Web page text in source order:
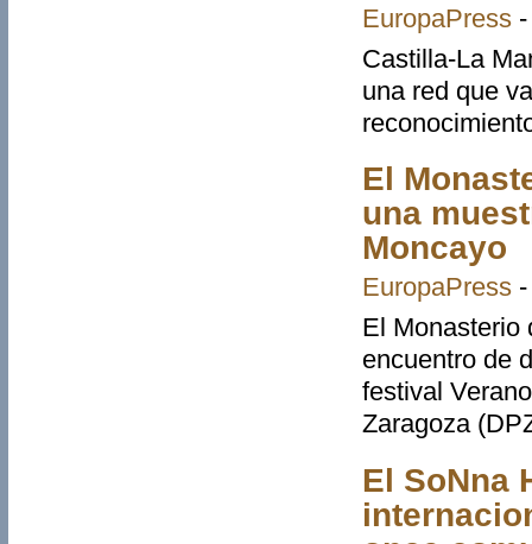
EuropaPress
Castilla-La
una red que
El
una
Moncayo
EuropaPress
El Monasterio
encuentro de
festival
Zaragoza
El SoNna